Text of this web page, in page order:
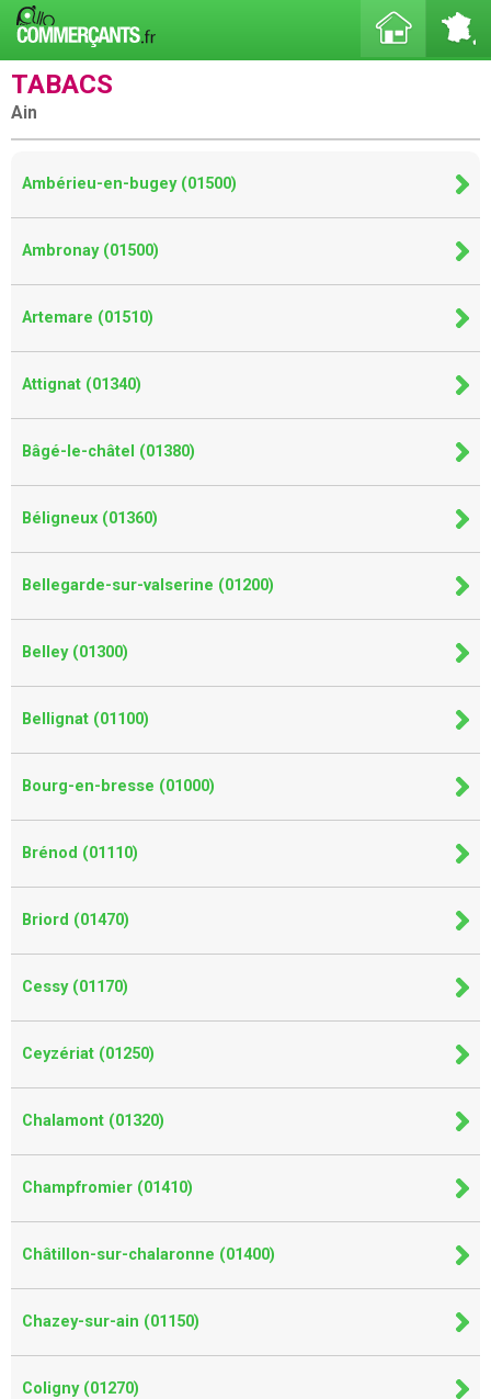
TABACS
Ain
Ambérieu-en-bugey (01500)
Ambronay (01500)
Artemare (01510)
Attignat (01340)
Bâgé-le-châtel (01380)
Béligneux (01360)
Bellegarde-sur-valserine (01200)
Belley (01300)
Bellignat (01100)
Bourg-en-bresse (01000)
Brénod (01110)
Briord (01470)
Cessy (01170)
Ceyzériat (01250)
Chalamont (01320)
Champfromier (01410)
Châtillon-sur-chalaronne (01400)
Chazey-sur-ain (01150)
Coligny (01270)